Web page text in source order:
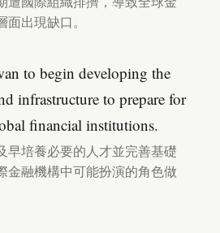
出現缺口。
to begin developing the
infrastructure to prepare for
financial institutions.
早培養必要的人才並完善基礎
金融機構中可能扮演的角色做